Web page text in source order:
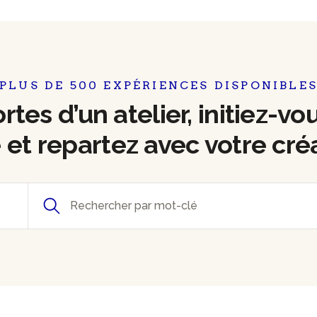
PLUS DE 500 EXPÉRIENCES DISPONIBLES
d’un atelier, initiez-
et repartez avec votre